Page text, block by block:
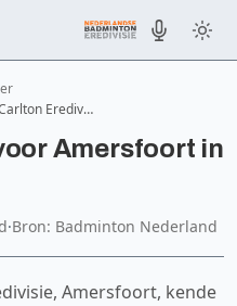
Erediv…
Amersfoort in
·Bron: Badminton Nederland
Amersfoort, kende